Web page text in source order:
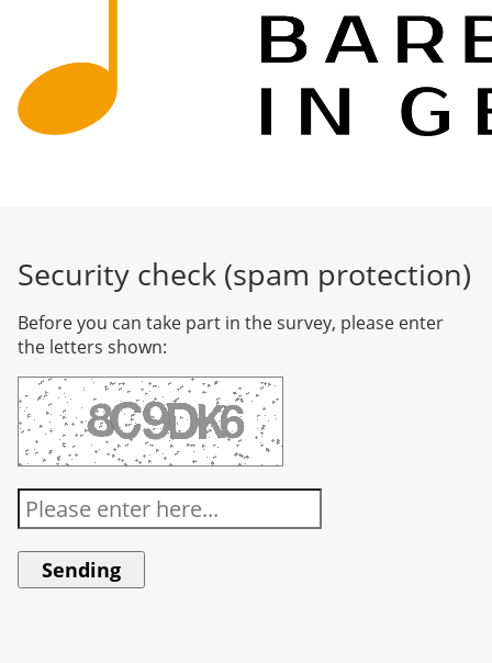
Security check (spam protection)
Before you can take part in the survey, please enter
the letters shown: